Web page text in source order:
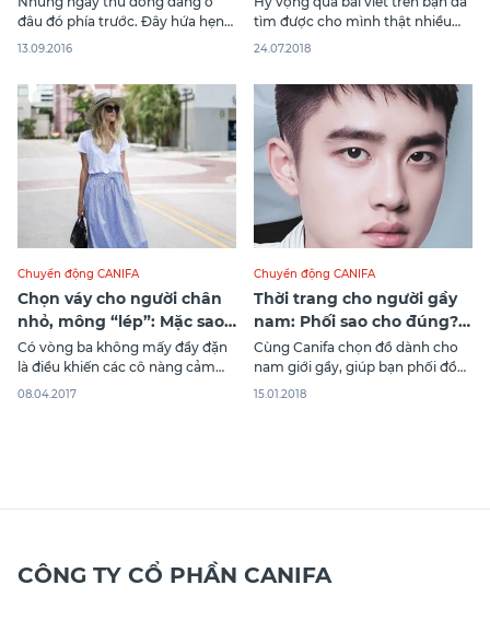
đâu đó phía trước. Đây hứa hẹn
là một trải nghiệm thú vị cho các
cách chọn quần áo để giữ ấm
cho con thì trẻ rất dễ bị ốm. Các
vị phụ huynh chắc hẳn không
13.09.2016
tìm được cho mình thật nhiều
điều hay ho và thú vị xoay quanh
24.07.2018
Chuyển động CANIFA
Chọn váy cho người chân
nhỏ, mông “lép”: Mặc sao
cho đẹp?
Có vòng ba không mấy đầy đặn
là điều khiến các cô nàng cảm
thấy không tự tin. Nếu không
08.04.2017
Chuyển động CANIFA
Thời trang cho người gầy
nam: Phối sao cho đúng?
Mặc sao cho đẹp?
Cùng Canifa chọn đồ dành cho
nam giới gầy, giúp bạn phối đồ
đúng cách và mặc đẹp hơn. Bài
15.01.2018
CÔNG TY CỔ PHẦN CANIFA